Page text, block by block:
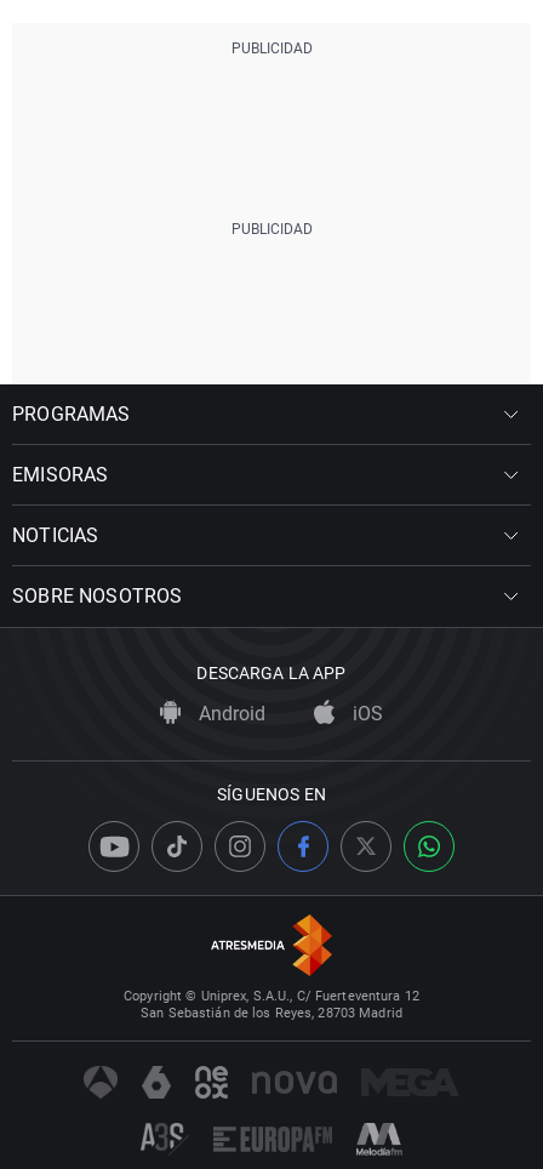
PROGRAMAS
EMISORAS
NOTICIAS
SOBRE NOSOTROS
DESCARGA LA APP
Android iOS
SÍGUENOS EN
Copyright © Uniprex, S.A.U., C/ Fuerteventura 12
San Sebastián de los Reyes, 28703 Madrid